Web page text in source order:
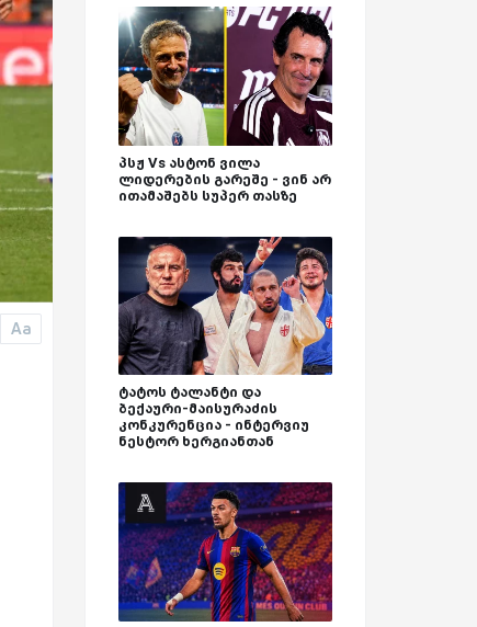
Aa
პსჟ Vs ასტონ ვილა
ლიდერების გარეშე - ვინ არ
ითამაშებს სუპერ თასზე
ტატოს ტალანტი და
ბექაური-მაისურაძის
კონკურენცია - ინტერვიუ
ნესტორ ხერგიანთან